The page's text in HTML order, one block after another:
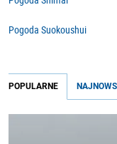
Pogoda Suokoushui
POPULARNE